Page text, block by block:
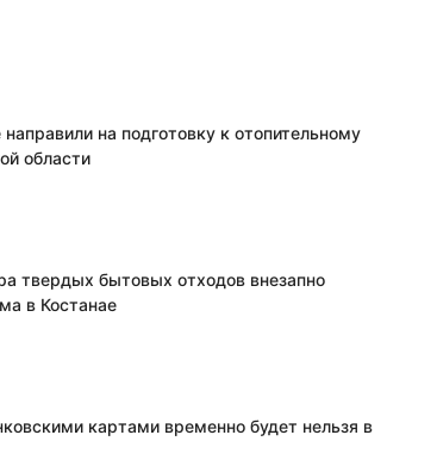
на подготовку к отопительному
области
твердых бытовых отходов внезапно
в Костанае
картами временно будет нельзя в